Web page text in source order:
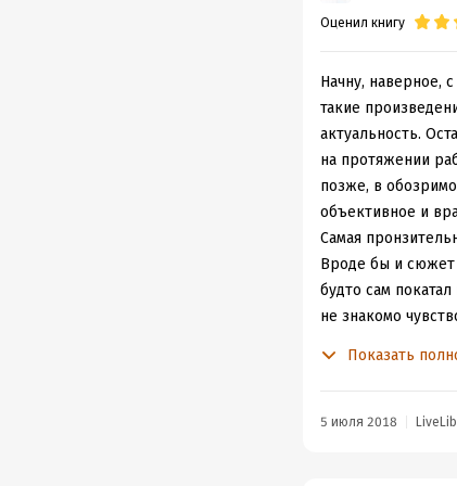
Оценил книгу
Начну, наверное,
такие
актуальность.
на протяжении
позже, в
объективное и
Самая
Вроде бы и сюжет
будто сам
не знакомо
насколько же
Показать
5 июля 2018 LiveLib